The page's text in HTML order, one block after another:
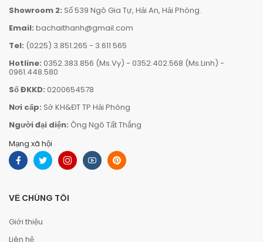
Showroom 2: Số 539 Ngô Gia Tự, Hải An, Hải Phòng.
Email: bachaithanh@gmail.com
Tel: (0225) 3.851.265 - 3.611 565
Hotline: 0352.383.856 (Ms.Vy) - 0352.402.568 (Ms.Linh) -
0961.448.580
Số ĐKKD: 0200654578
Nơi cấp: Sở KH&ĐT TP Hải Phòng
Người đại diện: Ông Ngô Tất Thắng
Mạng xã hội
VỀ CHÚNG TÔI
Giới thiệu
Liên hệ